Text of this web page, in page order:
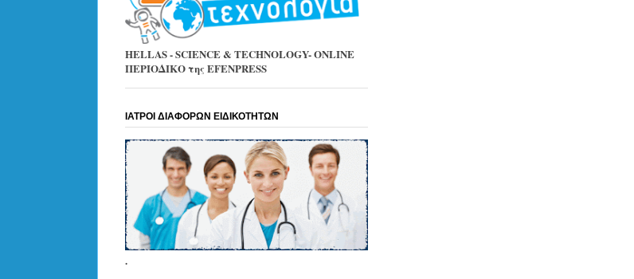
HELLAS - SCIENCE & TECHNOLOGY- ONLINE
ΠΕΡΙΟΔΙΚΟ της EFENPRESS
ΙΑΤΡΟΙ ΔΙΑΦΟΡΩΝ ΕΙΔΙΚΟΤΗΤΩΝ
.